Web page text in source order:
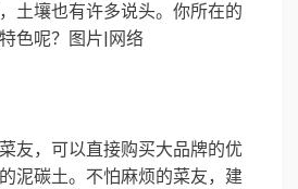
土壤也有许多说头。你所在的
色呢？图片|网络
友，可以直接购买大品牌的优
泥碳土。不怕麻烦的菜友，建